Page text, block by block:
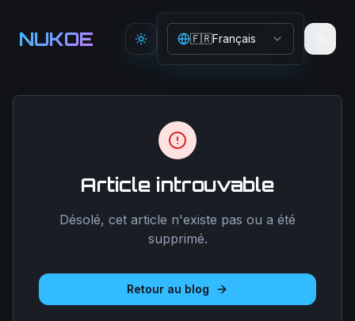
NUKOE Toggle theme
🇫🇷Français
Article introuvable
Désolé, cet article n'existe pas ou a été
supprimé.
Retour au blog